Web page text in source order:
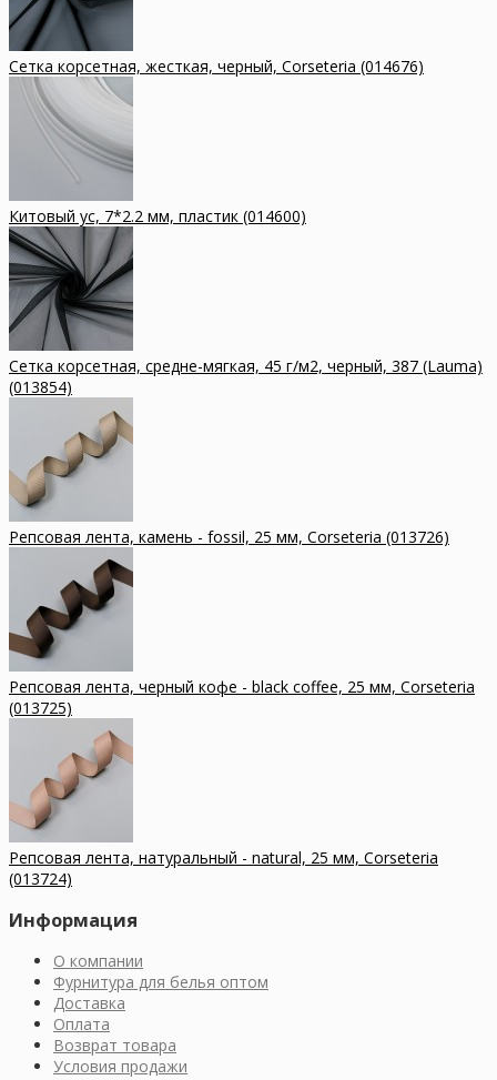
Сетка корсетная, жесткая, черный, Corseteria (014676)
Китовый ус, 7*2.2 мм, пластик (014600)
Сетка корсетная, средне-мягкая, 45 г/м2, черный, 387 (Lauma)
(013854)
Репсовая лента, камень - fossil, 25 мм, Corseteria (013726)
Репсовая лента, черный кофе - black coffee, 25 мм, Corseteria
(013725)
Репсовая лента, натуральный - natural, 25 мм, Corseteria
(013724)
Информация
О компании
Фурнитура для белья оптом
Доставка
Оплата
Возврат товара
Условия продажи